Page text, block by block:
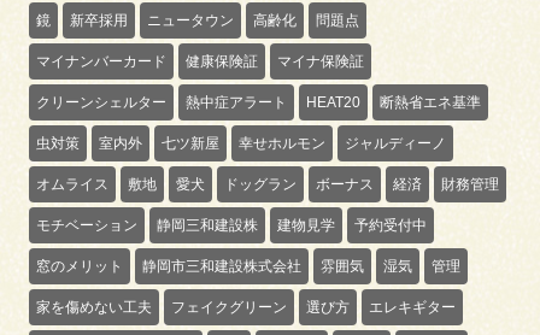
鏡 新卒採用 ニュータウン 高齢化 問題点
マイナンバーカード 健康保険証 マイナ保険証
クリーンシェルター 熱中症アラート HEAT20 断熱省エネ基準
虫対策 室内外 七ツ新屋 幸せホルモン ジャルディーノ
オムライス 敷地 愛犬 ドッグラン ボーナス 経済 財務管理
モチベーション 静岡三和建設株 建物見学 予約受付中
窓のメリット 静岡市三和建設株式会社 雰囲気 湿気 管理
家を傷めない工夫 フェイクグリーン 選び方 エレキギター